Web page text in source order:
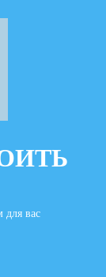
для вас